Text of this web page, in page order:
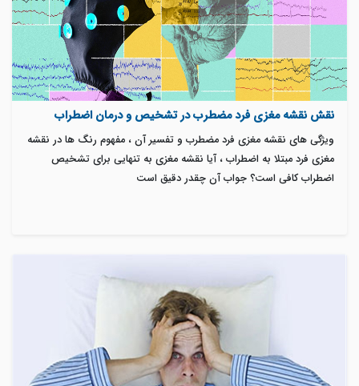
نقش نقشه مغزی فرد مضطرب در تشخیص و درمان اضطراب
ویژگی های نقشه مغزی فرد مضطرب و تفسیر آن ، مفهوم رنگ ها در نقشه
مغزی فرد مبتلا به اضطراب ، آیا نقشه مغزی به تنهایی برای تشخیص
اضطراب کافی است؟ جواب آن چقدر دقیق است